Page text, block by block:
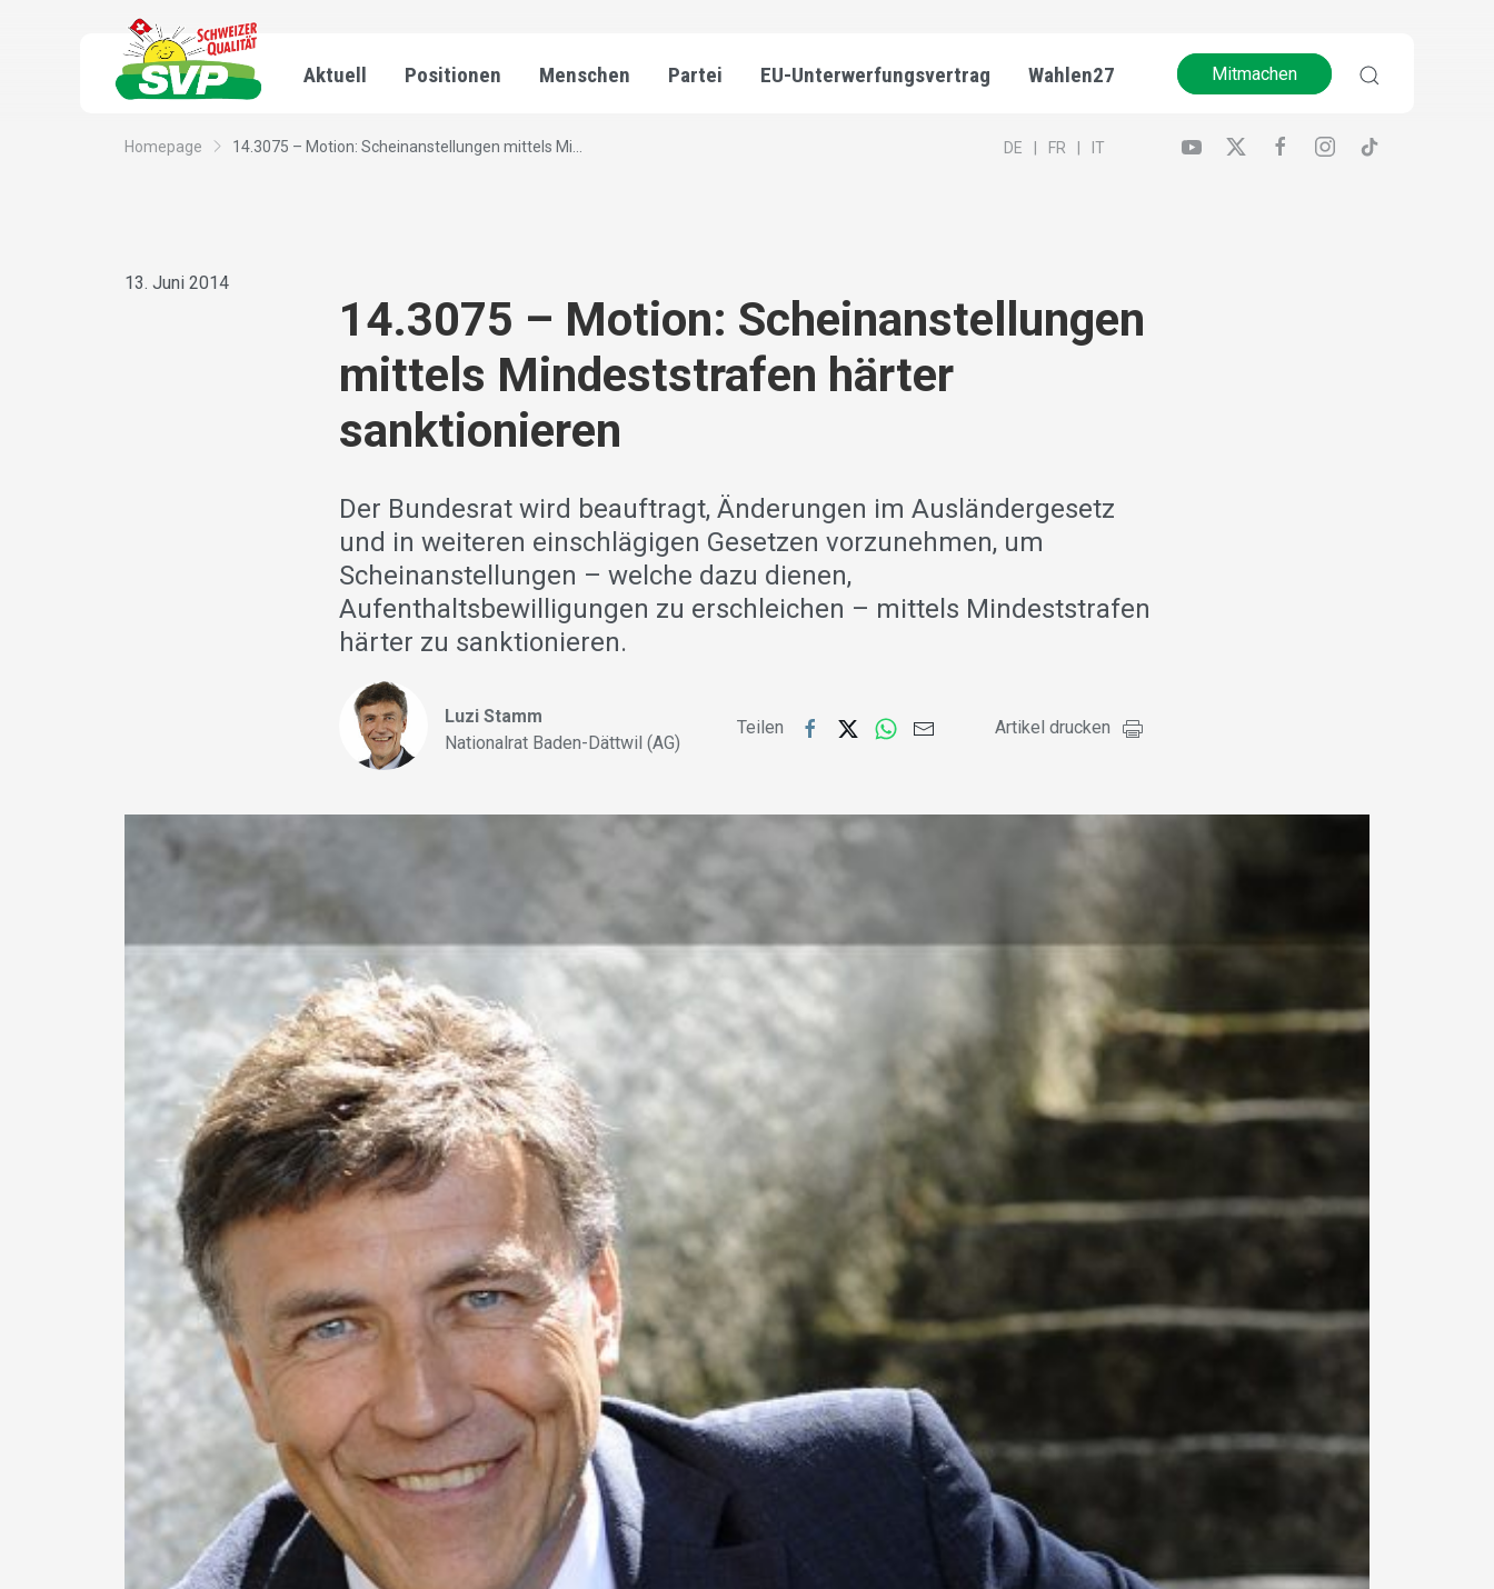
Aktuell Positionen Menschen Partei EU-Unterwerfungsvertrag Wahlen27 Mitmachen
Homepage 14.3075 – Motion: Scheinanstellungen mittels Mi... DE FR IT
13. Juni 2014
14.3075 – Motion: Scheinanstellungen
mittels Mindeststrafen härter
sanktionieren
Der Bundesrat wird beauftragt, Änderungen im Ausländergesetz
und in weiteren einschlägigen Gesetzen vorzunehmen, um
Scheinanstellungen – welche dazu dienen,
Aufenthaltsbewilligungen zu erschleichen – mittels Mindeststrafen
härter zu sanktionieren.
Luzi Stamm
Nationalrat Baden-Dättwil (AG)
Teilen Artikel drucken